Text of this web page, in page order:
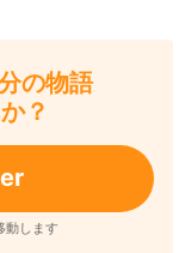
の物語
？
動します